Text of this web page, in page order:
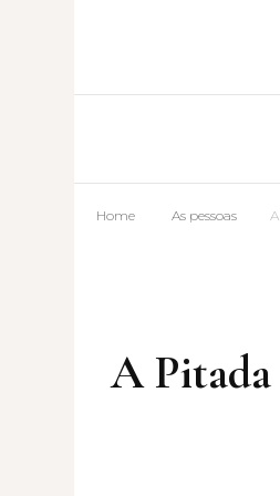
Home As pessoas
A Pitada